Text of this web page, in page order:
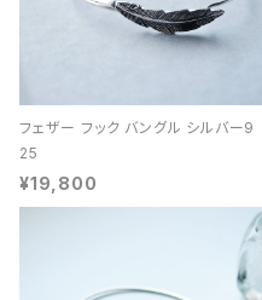
フェザー フック バングル シルバー9
25
¥19,800